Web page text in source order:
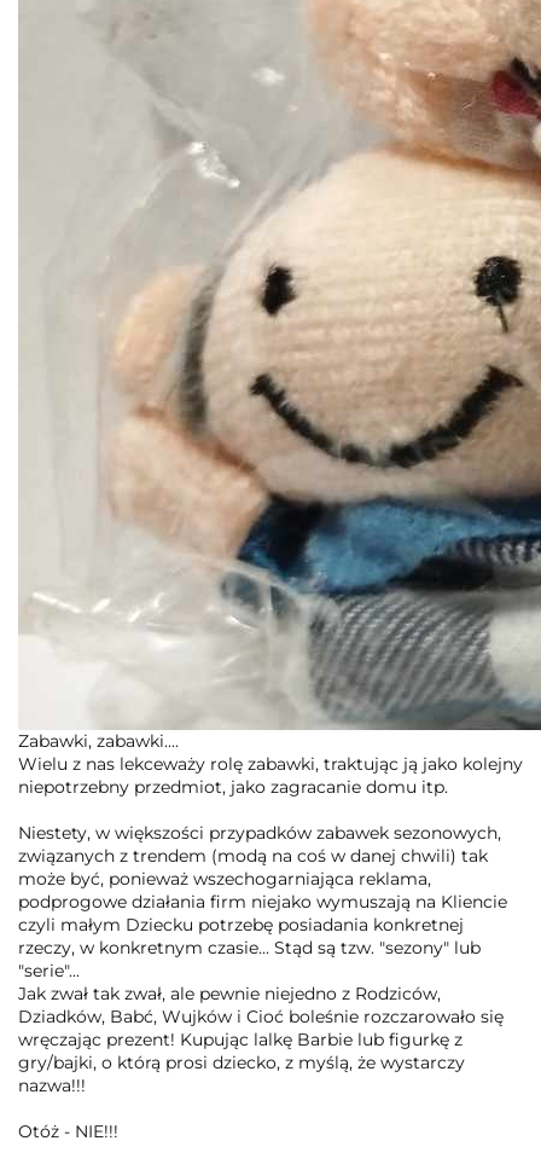
Zabawki, zabawki....
Wielu z nas lekceważy rolę zabawki, traktując ją jako kolejny
niepotrzebny przedmiot, jako zagracanie domu itp.
Niestety, w większości przypadków zabawek sezonowych,
związanych z trendem (modą na coś w danej chwili) tak
może być, ponieważ wszechogarniająca reklama,
podprogowe działania firm niejako wymuszają na Kliencie
czyli małym Dziecku potrzebę posiadania konkretnej
rzeczy, w konkretnym czasie... Stąd są tzw. "sezony" lub
"serie"...
Jak zwał tak zwał, ale pewnie niejedno z Rodziców,
Dziadków, Babć, Wujków i Cioć boleśnie rozczarowało się
wręczając prezent! Kupując lalkę Barbie lub figurkę z
gry/bajki, o którą prosi dziecko, z myślą, że wystarczy
nazwa!!!
Otóż - NIE!!!